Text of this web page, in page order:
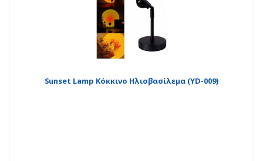
Sunset Lamp Κόκκινο Ηλιοβασίλεμα (YD-009)